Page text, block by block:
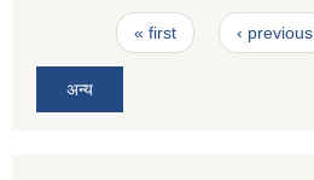
Pages« first ‹ previous
अन्य